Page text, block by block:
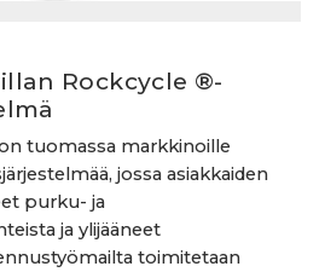
Rockcycle ®-
tuomassa markkinoille
jossa asiakkaiden
purku- ja
ja ylijääneet
toimitetaan